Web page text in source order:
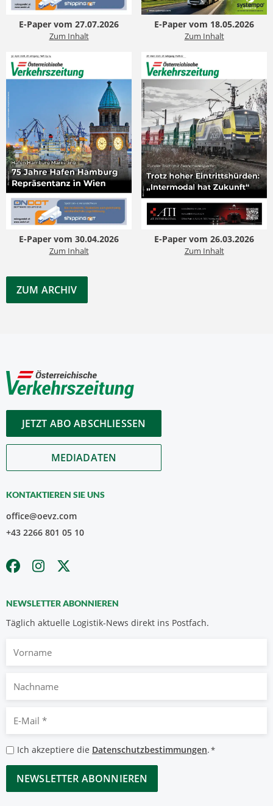
E-Paper vom 27.07.2026
Zum Inhalt
E-Paper vom 18.05.2026
Zum Inhalt
E-Paper vom 30.04.2026
Zum Inhalt
E-Paper vom 26.03.2026
Zum Inhalt
ZUM ARCHIV
JETZT ABO ABSCHLIESSEN
MEDIADATEN
KONTAKTIEREN SIE UNS
office@oevz.com
+43 2266 801 05 10
NEWSLETTER ABONNIEREN
Täglich aktuelle Logistik-News direkt ins Postfach.
Nachname
Mail
Datenschutzbestimmungen
*
Ich akzeptiere die Datenschutzbestimmungen.*
CAPTCHA